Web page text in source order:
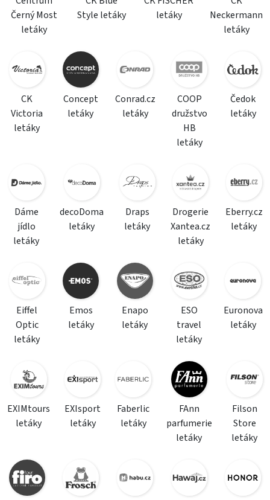
Černý Most
letáky
Style letáky
letáky
Neckermann
letáky
CK
Victoria
letáky
Concept
letáky
Conrad.cz
letáky
COOP
družstvo
HB
letáky
Čedok
letáky
Dáme
jídlo
letáky
decoDoma
letáky
Draps
letáky
Drogerie
Xantea.cz
letáky
Eberry.cz
letáky
Eiffel
Optic
letáky
Emos
letáky
Enapo
letáky
ESO
travel
letáky
Euronova
letáky
EXIMtours
letáky
EXIsport
letáky
Faberlic
letáky
FAnn
parfumerie
letáky
Filson
Store
letáky